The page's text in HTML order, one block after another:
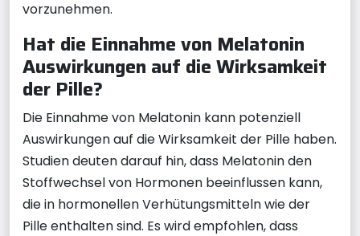
vorzunehmen.
Hat die Einnahme von Melatonin
Auswirkungen auf die Wirksamkeit
der Pille?
Die Einnahme von Melatonin kann potenziell
Auswirkungen auf die Wirksamkeit der Pille haben.
Studien deuten darauf hin, dass Melatonin den
Stoffwechsel von Hormonen beeinflussen kann,
die in hormonellen Verhütungsmitteln wie der
Pille enthalten sind. Es wird empfohlen, dass